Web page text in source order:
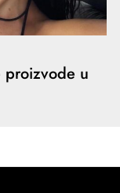
proizvode u